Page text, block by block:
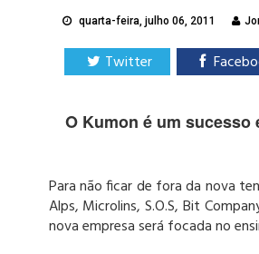
quarta-feira, julho 06, 2011
Twitter
O Kumon é um sucesso
Para não ficar de fora da nova
Alps, Microlins, S.O.S, Bit
nova empresa será focada no